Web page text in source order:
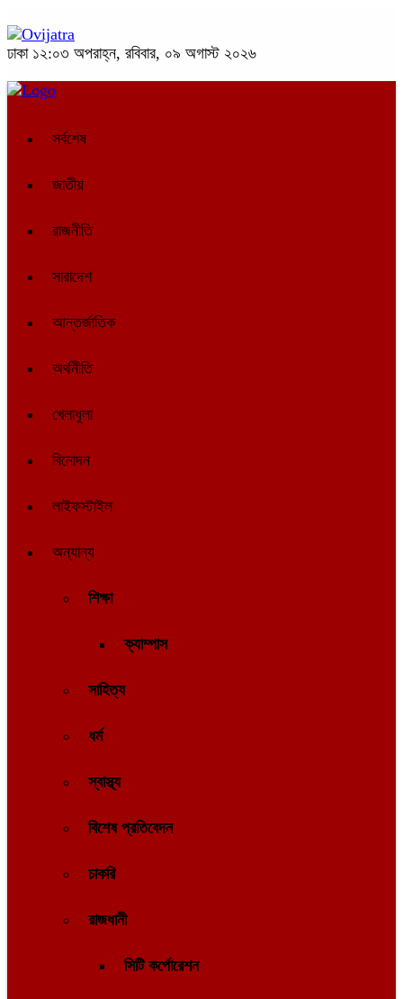
ঢাকা ১২:০৩ অপরাহ্ন, রবিবার, ০৯ অগাস্ট ২০২৬
সর্বশেষ
জাতীয়
রাজনীতি
সারাদেশ
আন্তর্জাতিক
অর্থনীতি
খেলাধুলা
বিনোদন
লাইফস্টাইল
অন্যান্য
শিক্ষা
ক্যাম্পাস
সাহিত্য
ধর্ম
স্বাস্থ্য
বিশেষ প্রতিবেদন
চাকরি
রাজধানী
সিটি কর্পোরেশন